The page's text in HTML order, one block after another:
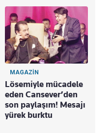
MAGAZİN
Lösemiyle mücadele
eden Cansever’den
son paylaşım! Mesajı
yürek burktu